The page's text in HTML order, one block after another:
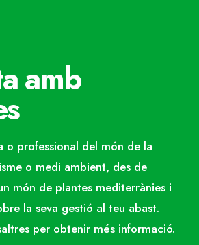
amb
o professional del món de la
o medi ambient, des de
món de plantes mediterrànies i
la seva gestió al teu abast.
per obtenir més informació.